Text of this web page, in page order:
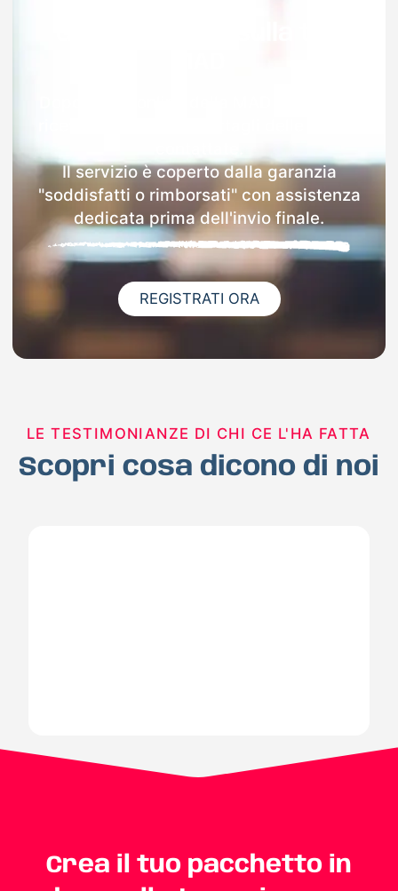
Il servizio è coperto dalla garanzia
"soddisfatti o rimborsati" con assistenza
dedicata prima dell'invio finale.
REGISTRATI ORA
LE TESTIMONIANZE DI CHI CE L'HA FATTA
Scopri cosa dicono di noi
Crea il tuo pacchetto in